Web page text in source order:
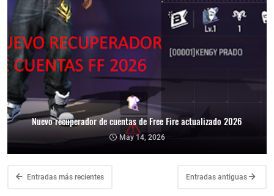
Nuevo recuperador de cuentas de Free Fire actualizado 2026
May 14, 2026
Entradas más recientes Entradas antiguas